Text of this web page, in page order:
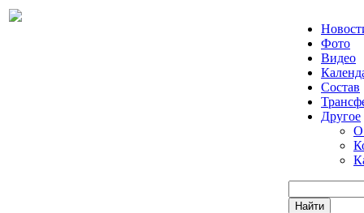
Фото
Видео
Состав
Другое
О
Найти